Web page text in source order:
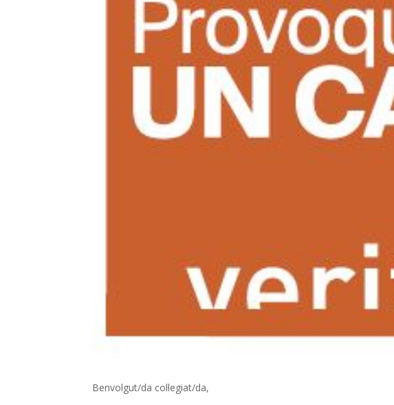
Benvolgut/da col·legiat/da,